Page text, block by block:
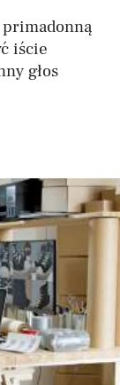
primadonną
iście
głos